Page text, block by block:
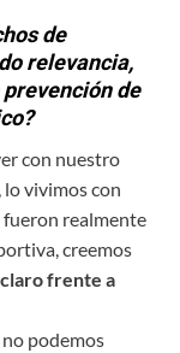
de
relevancia,
de
con nuestro
vivimos con
fueron realmente
creemos
frente a
podemos